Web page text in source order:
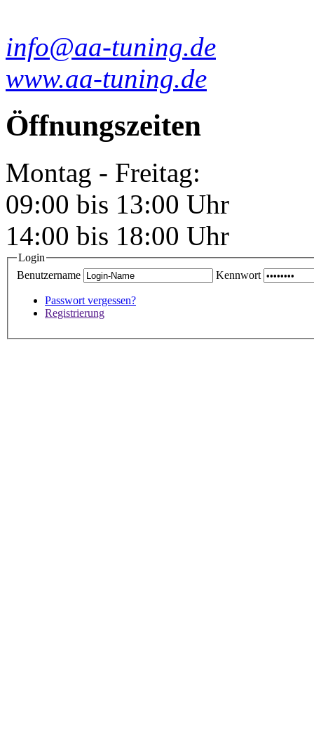
info@aa-tuning.de
www.aa-tuning.de
Öffnungszeiten
Montag - Freitag:
09:00 bis 13:00 Uhr
14:00 bis 18:00 Uhr
Login
Benutzername
Kennwort
Passwort vergessen?
Registrierung